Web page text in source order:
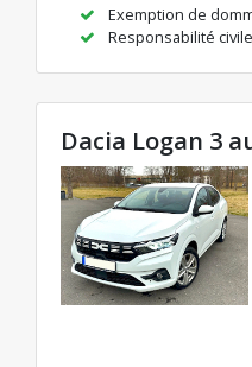
Exemption de
Responsabilité civile
Dacia Logan 3